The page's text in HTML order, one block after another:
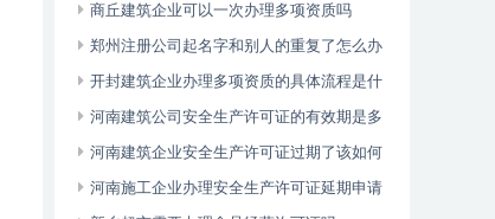
个资质项吗
商丘建筑企业可以一次办理多项资质吗
郑州注册公司起名字和别人的重复了怎么办
开封建筑企业办理多项资质的具体流程是什
么？
河南建筑公司安全生产许可证的有效期是多
久？中间需要年审吗？
河南建筑企业安全生产许可证过期了该如何
处理
河南施工企业办理安全生产许可证延期申请